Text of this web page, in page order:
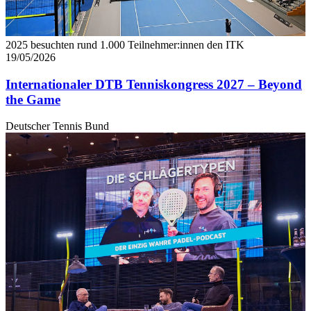
2025 besuchten rund 1.000 Teilnehmer:innen den ITK
19/05/2026
Internationaler DTB Tenniskongress 2027 – Beyond
the Game
Deutscher Tennis Bund